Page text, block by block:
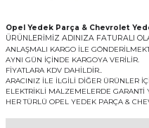
Opel Yedek Parça & Chevrolet
ÜRÜNLERİMİZ ADINIZA FATURALI
ANLAŞMALI KARGO İLE
AYNI GÜN İÇİNDE KARGOYA VERİLİR.
FİYATLARA KDV DAHİLDİR..
ARACINIZ İLE İLGİLİ DİĞER ÜRÜNLER
ELEKTRİKLİ MALZEMELERDE GARANTİ
HER TÜRLÜ OPEL YEDEK PARÇA &